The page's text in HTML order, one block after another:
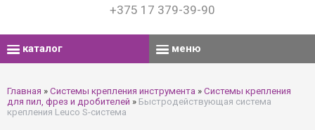
+375 17 379-39-90
каталог меню
Главная » Системы крепления инструмента » Системы крепления
для пил, фрез и дробителей » Быстродействующая система
крепления Leuco S-система